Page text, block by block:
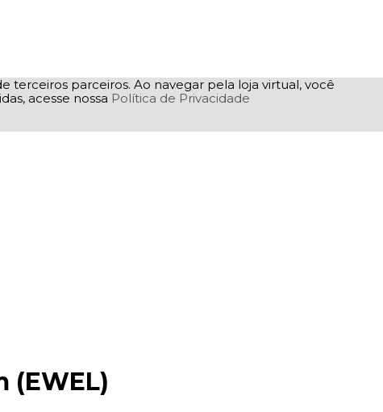
terceiros parceiros. Ao navegar pela loja virtual, você
acesse nossa Política de Privacidade
(EWEL)